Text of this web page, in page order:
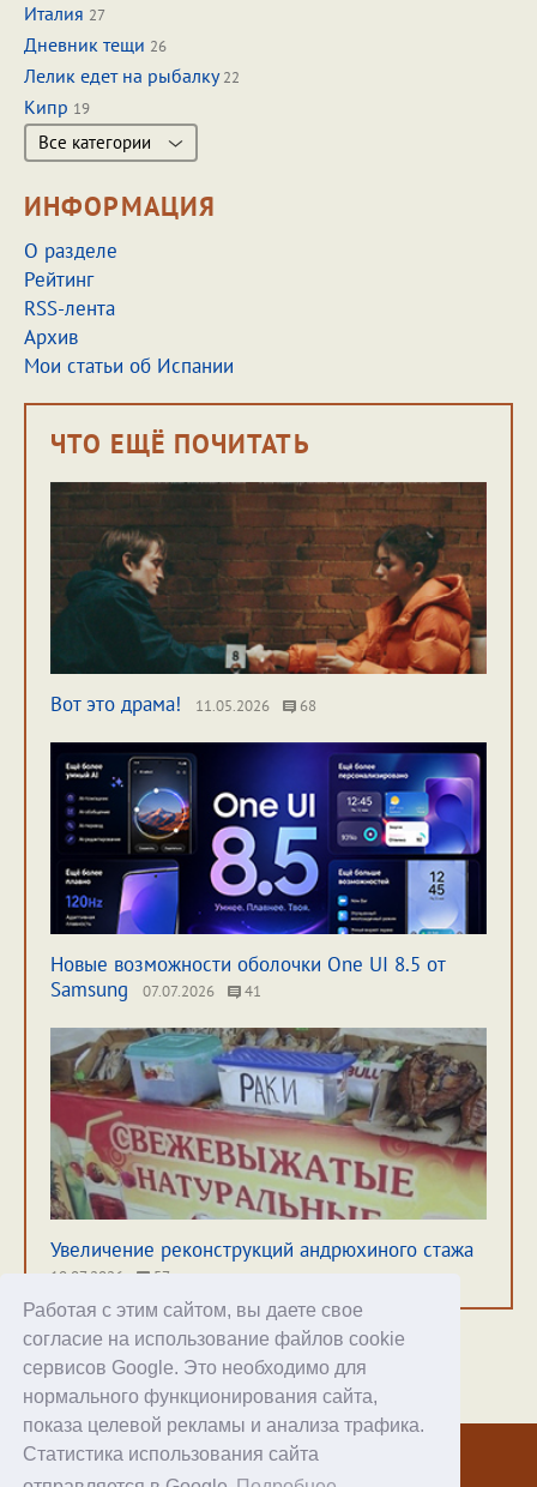
Работая с этим сайтом, вы даете свое
согласие на использование файлов cookie
сервисов Google. Это необходимо для
нормального функционирования сайта,
показа целевой рекламы и анализа трафика.
Статистика использования сайта
Италия 27
Дневник тещи 26
Лелик едет на рыбалку22
Кипр 19
Все категории
ИНФОРМАЦИЯ
О разделе
Рейтинг
RSS-лента
Архив
Мои статьи об Испании
ЧТО ЕЩЁ ПОЧИТАТЬ
Вот это драма! 11.05.2026 68
Новые возможности оболочки One UI 8.5 от
Samsung
07.07.2026 41
Увеличение реконструкций андрюхиного стажа
10.07.2026 57
Хостинг
© 1998–2026 Alex Exler